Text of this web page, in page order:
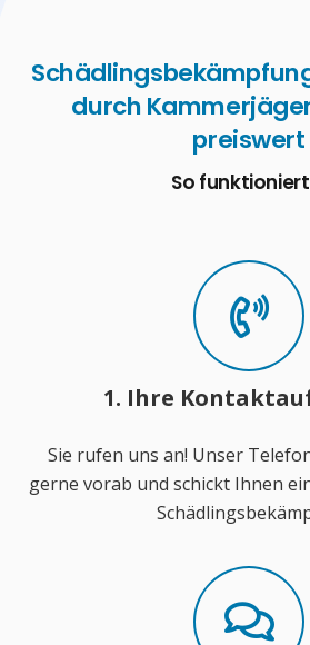
durch
preiswert
So
1. Ihre
Sie rufen uns an! Unser
gerne vorab und schickt Ihnen